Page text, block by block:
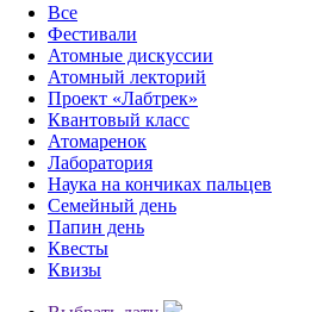
Все
Фестивали
Атомные дискуссии
Атомный лекторий
Проект «Лабтрек»
Квантовый класс
Атомаренок
Лаборатория
Наука на кончиках пальцев
Семейный день
Папин день
Квесты
Квизы